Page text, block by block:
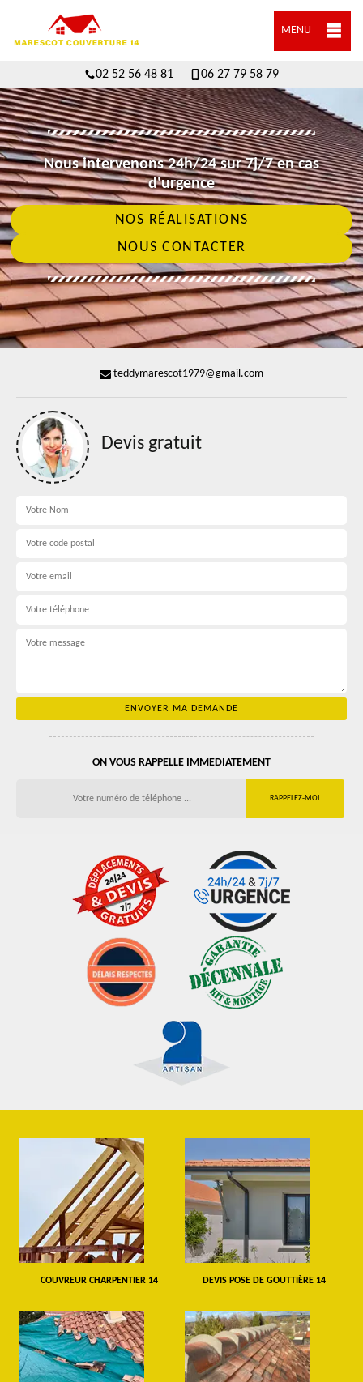
MENU
02 52 56 48 81 06 27 79 58 79
Nous intervenons 24h/24 sur 7j/7 en cas
d'urgence
NOS RÉALISATIONS
NOUS CONTACTER
teddymarescot1979@gmail.com
Devis gratuit
ON VOUS RAPPELLE IMMEDIATEMENT
COUVREUR CHARPENTIER 14 DEVIS POSE DE GOUTTIÈRE 14